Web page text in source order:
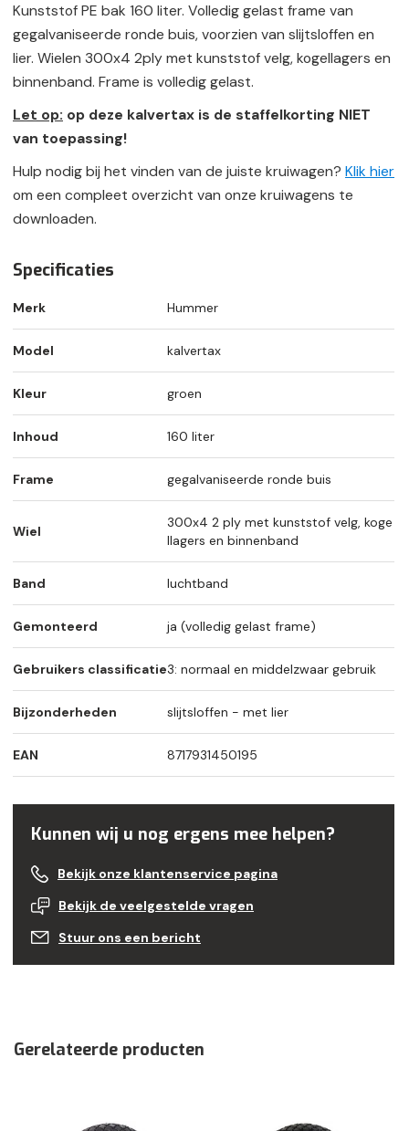
Kunststof PE bak 160 liter. Volledig gelast frame van
gegalvaniseerde ronde buis, voorzien van slijtsloffen en
lier. Wielen 300x4 2ply met kunststof velg, kogellagers en
binnenband. Frame is volledig gelast.
Let op: op deze kalvertax is de staffelkorting NIET
van toepassing!
Hulp nodig bij het vinden van de juiste kruiwagen? Klik hier
om een compleet overzicht van onze kruiwagens te
downloaden.
Specificaties
Merk Hummer
Model kalvertax
Kleur groen
Inhoud 160 liter
Frame gegalvaniseerde ronde buis
Wiel
300x4 2 ply met kunststof velg, koge
llagers en binnenband
Band luchtband
Gemonteerd ja (volledig gelast frame)
Gebruikers classificatie3: normaal en middelzwaar gebruik
Bijzonderheden slijtsloffen - met lier
EAN 8717931450195
Kunnen wij u nog ergens mee helpen?
Bekijk onze klantenservice pagina
Bekijk de veelgestelde vragen
Stuur ons een bericht
Gerelateerde producten